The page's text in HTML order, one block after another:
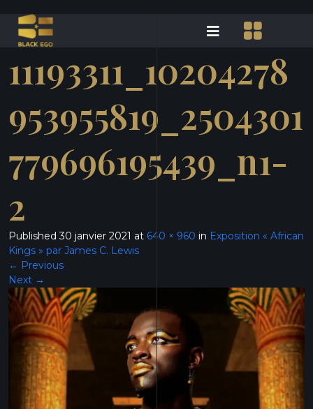
11193311_10204278
953955819_2504301
779696195439_n1-
2
Published30 janvier 2021 at 640 × 960 in Exposition « African
Kings » par James C. Lewis
← Previous
Next →